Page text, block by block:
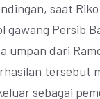
saat
gawang Persib
umpan dari
tersebut
sebagai